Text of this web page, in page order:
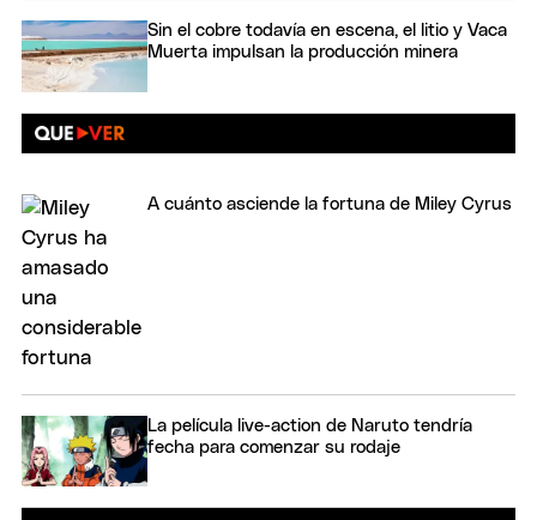
Sin el cobre todavía en escena, el litio y Vaca
Muerta impulsan la producción minera
A cuánto asciende la fortuna de Miley Cyrus
La película live-action de Naruto tendría
fecha para comenzar su rodaje